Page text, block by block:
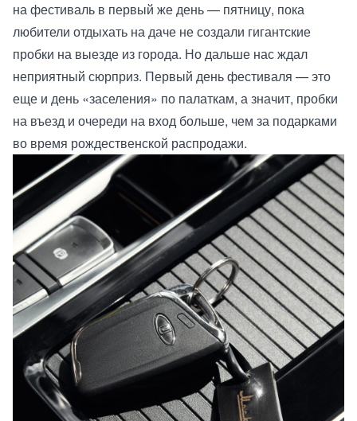
на фестиваль в первый же день — пятницу, пока
любители отдыхать на даче не создали гигантские
пробки на выезде из города. Но дальше нас ждал
неприятный сюрприз. Первый день фестиваля — это
еще и день «заселения» по палаткам, а значит, пробки
на въезд и очереди на вход больше, чем за подарками
во время рождественской распродажи.